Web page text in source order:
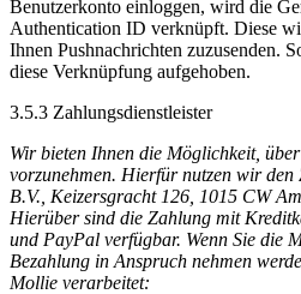
Benutzerkonto einloggen, wird die
Authentication ID verknüpft. Diese
Ihnen Pushnachrichten zuzusenden.
diese Verknüpfung aufgehoben.
3.5.3 Zahlungsdienstleister
Wir bieten Ihnen die Möglichkeit,
vorzunehmen. Hierfür nutzen wir
B.V., Keizersgracht 126, 1015 CW
Hierüber sind die Zahlung mit
und PayPal verfügbar. Wenn Sie die
Bezahlung in Anspruch nehmen
Mollie verarbeitet: